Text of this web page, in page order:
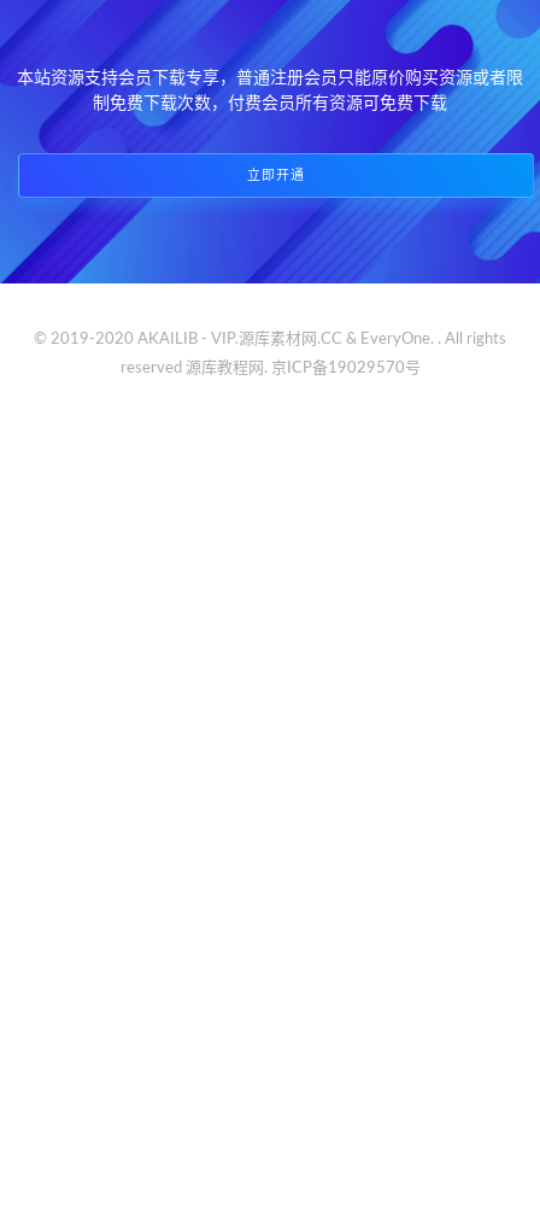
本站资源支持会员下载专享，普通注册会员只能原价购买资源或者限
制免费下载次数，付费会员所有资源可免费下载
立即开通
© 2019-2020 AKAILIB - VIP.源库素材网.CC & EveryOne. . All rights
reserved 源库教程网. 京ICP备19029570号